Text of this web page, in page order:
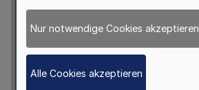
Nur notwendige Cookies akzeptieren
Alle Cookies akzeptieren